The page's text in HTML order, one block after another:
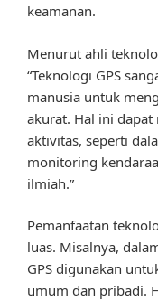
keamanan.
Menurut ahli
“Teknologi GPS
manusia untuk
akurat. Hal ini
aktivitas, seperti
monitoring
ilmiah.”
Pemanfaatan
luas. Misalnya,
GPS digunakan
umum dan pribadi.